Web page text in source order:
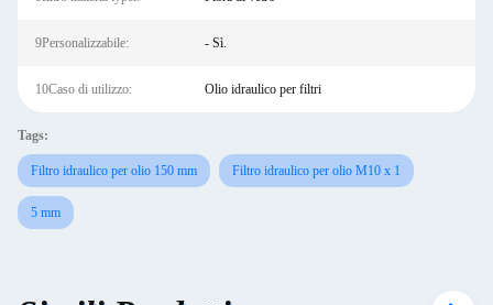
9Personalizzabile: - Sì.
10Caso di utilizzo: Olio idraulico per filtri
Tags:
Filtro idraulico per olio 150 mm Filtro idraulico per olio M10 x 1
5 mm